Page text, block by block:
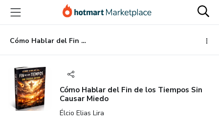
para
conteúdo
principal
para
pagamento
para
rodapé
Cómo Hablar del Fin de los Tiempos Sin Causar Miedo
Cómo Hablar del Fin de los Tiempos Sin
Causar Miedo
Élcio Elias Lira